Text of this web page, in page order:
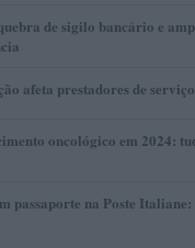
de sigilo bancário e
afeta prestadores de
oncológico em 2024:
passaporte na Poste